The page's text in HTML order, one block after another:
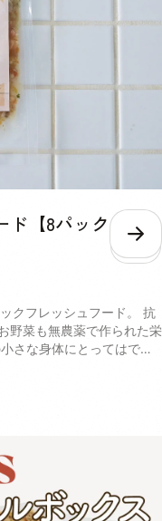
ウダー、脱脂米ぬか、ム
ン(一部に乳成分を含む)】
活かしたカロテンたっぷ
キナ酸などの成分が、愛犬
モ末、脱脂米ぬか、かぼ
ー、本葛粉、クランベリー
を含む)】 Green 天然の
が食欲をそそるスープ。パ
環境をケアし、お腹の調子
成分を含む)】 Blue 毎日
素が豊富な鰹節を使ったス
ミンを配合し、日々の健
かつお節パウダー、乾燥
ゲンペプチド、N-アセチ
紫 黄色 緑 青 水分 4.0%
63.5% 粗脂肪 9.7%
粗灰分 9.0% 5.0%
520mg/40g 116mg/40g
153kcal/40g 内容量
態で製造から2年。 パウ
よく見ながら、不足して
ください。 体重 推奨摂取
440ml 1セット 中型犬
〜 3セット
ド【8パック
こ
クフレッシュフード。 抗
野菜も無農薬で作られた栄
さな身体にとってはでき
生物質などが一切使われ
。 有機発酵玄米は、毎日
んちゃんはトッピングな
ガニックフード 内容量
薬飼育）, 玄米（有機栽
物）, 人参（有機農産物）,
燥のもの）, 小豆（栽培期